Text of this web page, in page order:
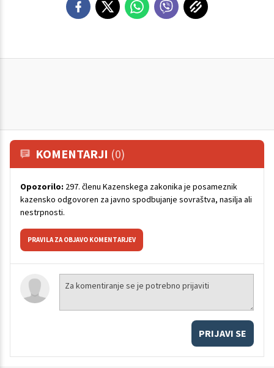
KOMENTARJI (0)
Opozorilo: 297. členu Kazenskega zakonika je posameznik
kazensko odgovoren za javno spodbujanje sovraštva, nasilja ali
nestrpnosti.
PRAVILA ZA OBJAVO KOMENTARJEV
PRIJAVI SE